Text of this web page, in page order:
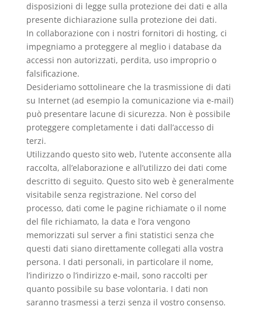
disposizioni di legge sulla protezione dei dati e alla
presente dichiarazione sulla protezione dei dati.
In collaborazione con i nostri fornitori di hosting, ci
impegniamo a proteggere al meglio i database da
accessi non autorizzati, perdita, uso improprio o
falsificazione.
Desideriamo sottolineare che la trasmissione di dati
su Internet (ad esempio la comunicazione via e-mail)
può presentare lacune di sicurezza. Non è possibile
proteggere completamente i dati dall’accesso di
terzi.
Utilizzando questo sito web, l’utente acconsente alla
raccolta, all’elaborazione e all’utilizzo dei dati come
descritto di seguito. Questo sito web è generalmente
visitabile senza registrazione. Nel corso del
processo, dati come le pagine richiamate o il nome
del file richiamato, la data e l’ora vengono
memorizzati sul server a fini statistici senza che
questi dati siano direttamente collegati alla vostra
persona. I dati personali, in particolare il nome,
l’indirizzo o l’indirizzo e-mail, sono raccolti per
quanto possibile su base volontaria. I dati non
saranno trasmessi a terzi senza il vostro consenso.